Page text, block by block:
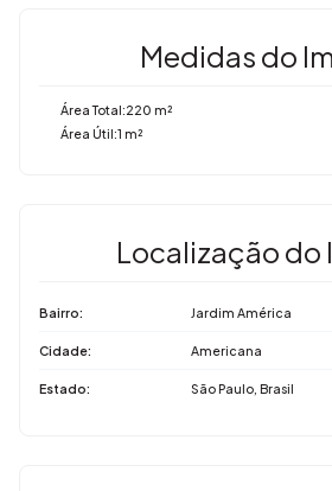
Medidas do
Área Total:220 m²
Área Útil:1 m²
Localização do
Bairro: Jardim América
Cidade: Americana
Estado: São Paulo, Brasil